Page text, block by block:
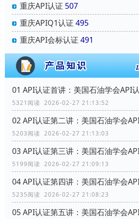
重庆API认证 507
重庆APIQ1认证 495
重庆API会标认证 491
01 API认证首讲：美国石油学会API
5321阅读 2026-02-27 21:13:52
02 API认证第二讲：美国石油学会
5203阅读 2026-02-27 21:13:03
03 API认证第三讲：美国石油学会
5199阅读 2026-02-27 21:09:13
04 API认证第四讲：美国石油学会
5235阅读 2026-02-27 21:08:23